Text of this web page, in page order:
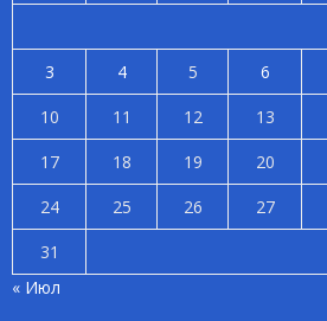
3
4 5 6
10
11 12 13
17
18 19 20
24
25 26 27
31
« Июл